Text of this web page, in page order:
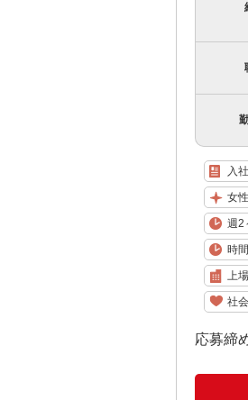
入
女
週2
時
上
社
応募締